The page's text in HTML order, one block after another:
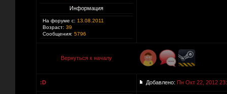
Информация
На форуме с: 13.08.2011
Возраст: 39
Сообщения: 5796
Вернуться к началу
:D Добавлено: Пн Окт 22, 2012